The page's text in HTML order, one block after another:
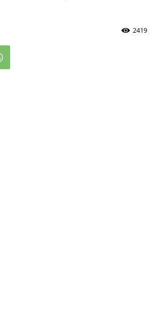
2419